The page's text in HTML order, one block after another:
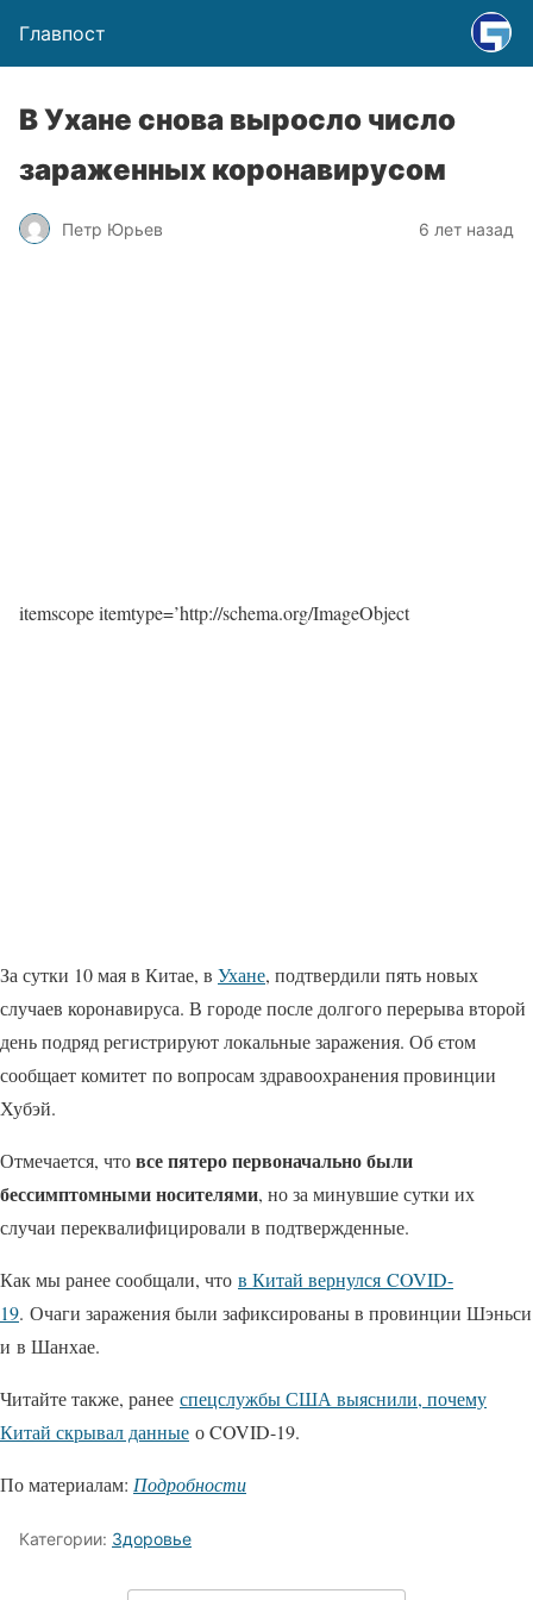
Главпост
В Ухане снова выросло число
зараженных коронавирусом
Петр Юрьев 6 лет назад
itemscope itemtype=’http://schema.org/ImageObject
За сутки 10 мая в Китае, в Ухане, подтвердили пять новых
случаев коронавируса. В городе после долгого перерыва второй
день подряд регистрируют локальные заражения. Об єтом
сообщает комитет по вопросам здравоохранения провинции
Хубэй.
Отмечается, чтовсе пятеро первоначально были
бессимптомными носителями, но за минувшие сутки их
случаи переквалифицировали в подтвержденные.
Как мы ранее сообщали, что в Китай вернулся COVID-
19. Очаги заражения были зафиксированы в провинции Шэньси
и в Шанхае.
Читайте также, ранее спецслужбы США выяснили, почему
Китай скрывал данные о COVID-19.
По материалам: Подробности
Категории: Здоровье